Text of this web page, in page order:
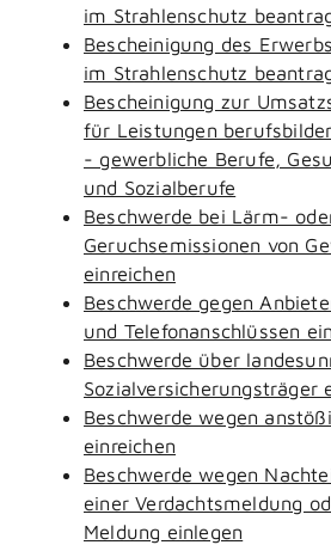
im Strahlenschutz
Bescheinigung des
im Strahlenschutz
Bescheinigung zur
für Leistungen
- gewerbliche Berufe,
und Sozialberufe
Beschwerde bei Lärm-
Geruchsemissionen von
einreichen
Beschwerde gegen
und Telefonanschlüssen
Beschwerde über
Sozialversicherungsträger
Beschwerde wegen
einreichen
Beschwerde wegen
einer Verdachtsmeldung
Meldung einlegen